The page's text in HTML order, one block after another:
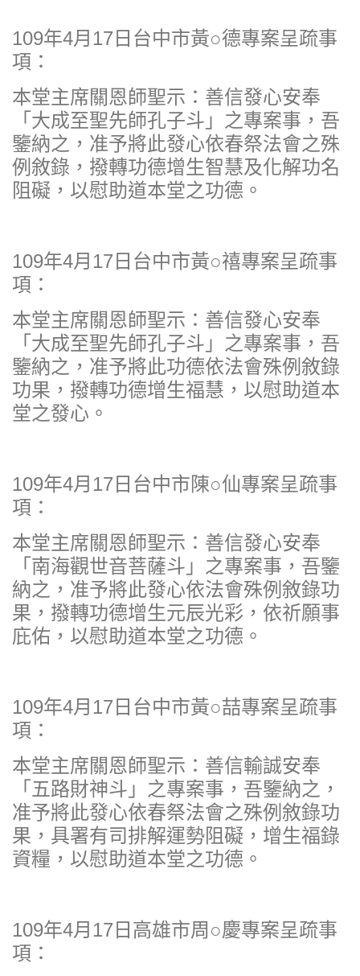
109年4月17日台中市黃○德專案呈疏事
項：
本堂主席關恩師聖示：善信發心安奉
「大成至聖先師孔子斗」之專案事，吾
鑒納之，准予將此發心依春祭法會之殊
例敘錄，撥轉功德增生智慧及化解功名
阻礙，以慰助道本堂之功德。
109年4月17日台中市黃○禧專案呈疏事
項：
本堂主席關恩師聖示：善信發心安奉
「大成至聖先師孔子斗」之專案事，吾
鑒納之，准予將此功德依法會殊例敘錄
功果，撥轉功德增生福慧，以慰助道本
堂之發心。
109年4月17日台中市陳○仙專案呈疏事
項：
本堂主席關恩師聖示：善信發心安奉
「南海觀世音菩薩斗」之專案事，吾鑒
納之，准予將此發心依法會殊例敘錄功
果，撥轉功德增生元辰光彩，依祈願事
庇佑，以慰助道本堂之功德。
109年4月17日台中市黃○喆專案呈疏事
項：
本堂主席關恩師聖示：善信輸誠安奉
「五路財神斗」之專案事，吾鑒納之，
准予將此發心依春祭法會之殊例敘錄功
果，具署有司排解運勢阻礙，增生福錄
資糧，以慰助道本堂之功德。
109年4月17日高雄市周○慶專案呈疏事
項：